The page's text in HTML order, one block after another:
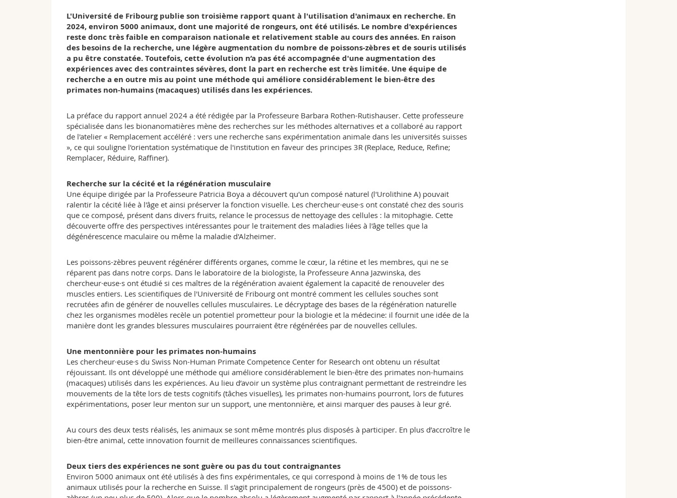
L'Université de Fribourg publie son troisième rapport quant à l'utilisation d'animaux en recherche. En
2024, environ 5000 animaux, dont une majorité de rongeurs, ont été utilisés. Le nombre d'expériences
reste donc très faible en comparaison nationale et relativement stable au cours des années. En raison
des besoins de la recherche, une légère augmentation du nombre de poissons-zèbres et de souris utilisés
a pu être constatée. Toutefois, cette évolution n’a pas été accompagnée d'une augmentation des
expériences avec des contraintes sévères, dont la part en recherche est très limitée. Une équipe de
recherche a en outre mis au point une méthode qui améliore considérablement le bien-être des
primates non-humains (macaques) utilisés dans les expériences.
La préface du rapport annuel 2024 a été rédigée par la Professeure Barbara Rothen-Rutishauser. Cette professeure
spécialisée dans les bionanomatières mène des recherches sur les méthodes alternatives et a collaboré au rapport
de l'atelier « Remplacement accéléré : vers une recherche sans expérimentation animale dans les universités suisses
», ce qui souligne l'orientation systématique de l'institution en faveur des principes 3R (Replace, Reduce, Refine;
Remplacer, Réduire, Raffiner).
Recherche sur la cécité et la régénération musculaire
Une équipe dirigée par la Professeure Patricia Boya a découvert qu'un composé naturel (l'Urolithine A) pouvait
ralentir la cécité liée à l'âge et ainsi préserver la fonction visuelle. Les chercheur·euse·s ont constaté chez des souris
que ce composé, présent dans divers fruits, relance le processus de nettoyage des cellules : la mitophagie. Cette
découverte offre des perspectives intéressantes pour le traitement des maladies liées à l'âge telles que la
dégénérescence maculaire ou même la maladie d'Alzheimer.
Les poissons-zèbres peuvent régénérer différents organes, comme le cœur, la rétine et les membres, qui ne se
réparent pas dans notre corps. Dans le laboratoire de la biologiste, la Professeure Anna Jazwinska, des
chercheur·euse·s ont étudié si ces maîtres de la régénération avaient également la capacité de renouveler des
muscles entiers. Les scientifiques de l'Université de Fribourg ont montré comment les cellules souches sont
recrutées afin de générer de nouvelles cellules musculaires. Le décryptage des bases de la régénération naturelle
chez les organismes modèles recèle un potentiel prometteur pour la biologie et la médecine: il fournit une idée de la
manière dont les grandes blessures musculaires pourraient être régénérées par de nouvelles cellules.
Une mentonnière pour les primates non-humains
Les chercheur·euse·s du Swiss Non-Human Primate Competence Center for Research ont obtenu un résultat
réjouissant. Ils ont développé une méthode qui améliore considérablement le bien-être des primates non-humains
(macaques) utilisés dans les expériences. Au lieu d’avoir un système plus contraignant permettant de restreindre les
mouvements de la tête lors de tests cognitifs (tâches visuelles), les primates non-humains pourront, lors de futures
expérimentations, poser leur menton sur un support, une mentonnière, et ainsi marquer des pauses à leur gré.
Au cours des deux tests réalisés, les animaux se sont même montrés plus disposés à participer. En plus d’accroître le
bien-être animal, cette innovation fournit de meilleures connaissances scientifiques.
Deux tiers des expériences ne sont guère ou pas du tout contraignantes
Environ 5000 animaux ont été utilisés à des fins expérimentales, ce qui correspond à moins de 1% de tous les
animaux utilisés pour la recherche en Suisse. Il s'agit principalement de rongeurs (près de 4500) et de poissons-